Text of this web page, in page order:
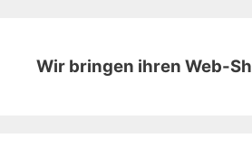
Wir bringen ihren Web-